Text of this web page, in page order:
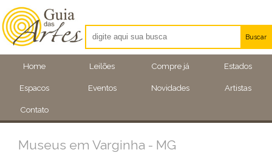
Home Leilões Compre já Estados
Espacos Eventos Novidades Artistas
Contato
Buscar
Artistas
Eventos
Museus em Varginha - MG